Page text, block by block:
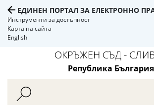
ЕДИНЕН ПОРТАЛ ЗА ЕЛЕКТРОННО
Инструменти за достъпност
Карта на сайта
English
ОКРЪЖЕН СЪД -
Република България